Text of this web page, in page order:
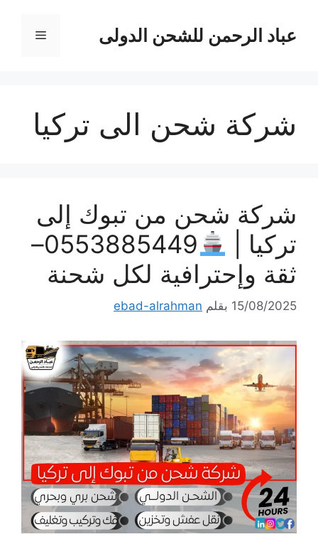
المحتوىعباد الرحمن للشحن الدولى القائمة
شركة شحن الى تركيا
شركة شحن من تبوك إلى
تركيا |
0553885449–
ثقة وإحترافية لكل شحنة
15/08/2025 بقلم ebad-alrahman